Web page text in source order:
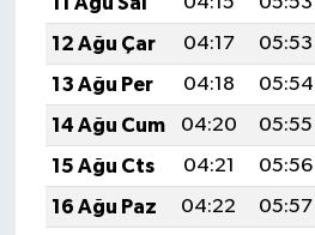
12 Ağu Çar
04:17 05:53
13 Ağu Per
04:18 05:54
14 Ağu Cum
04:20 05:55
15 Ağu Cts
04:21 05:56
16 Ağu Paz
04:22 05:57